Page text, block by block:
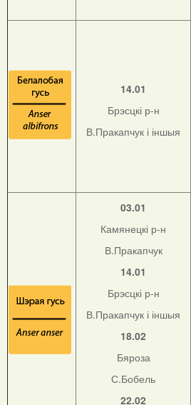
14.01
Брэсцкі р-н
В.Пракапчук і іншыя
03.01
Камянецкі р-н
В.Пракапчук
14.01
Брэсцкі р-н
В.Пракапчук і іншыя
18.02
Бяроза
С.Бобель
22.02